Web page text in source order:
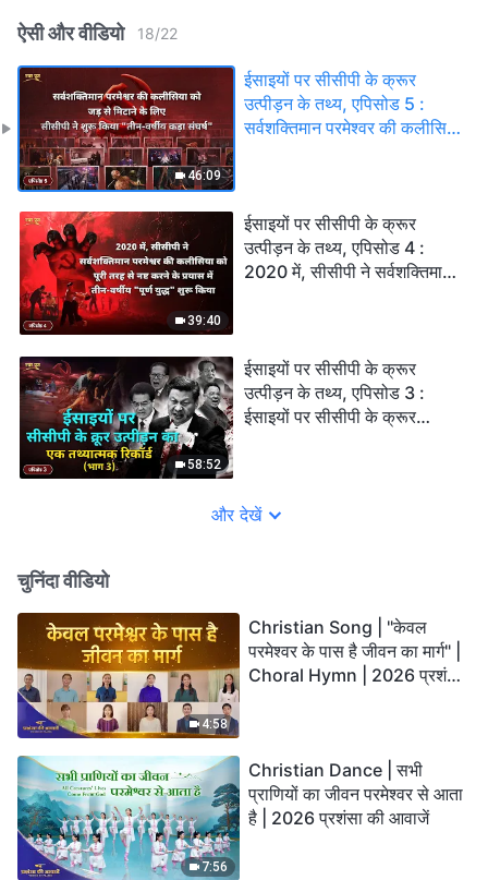
ऐसी और वीडियो 18/22
46:09
ईसाइयों पर सीसीपी के क्रूर
उत्पीड़न के तथ्य, एपिसोड 5 :
सर्वशक्तिमान परमेश्वर की कलीसिया
39:40
ईसाइयों पर सीसीपी के क्रूर
उत्पीड़न के तथ्य, एपिसोड 4 :
2020 में, सीसीपी ने सर्वशक्तिमान
58:52
ईसाइयों पर सीसीपी के क्रूर
उत्पीड़न के तथ्य, एपिसोड 3 :
ईसाइयों पर सीसीपी के क्रूर
और देखें
चुनिंदा वीडियो
4:58
Christian Song | "केवल
परमेश्वर के पास है जीवन का मार्ग" |
Choral Hymn | 2026 प्रशंसा
7:56
Christian Dance | सभी
प्राणियों का जीवन परमेश्वर से आता
है | 2026 प्रशंसा की आवाजें